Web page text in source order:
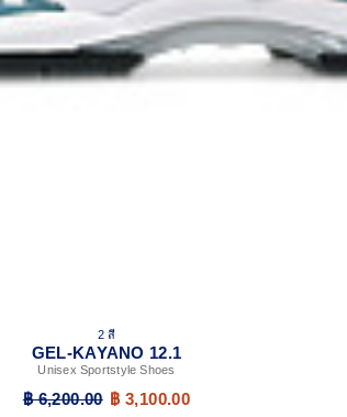
2 สี
GEL-KAYANO 12.1
Unisex Sportstyle Shoes
฿ 6,200.00 ฿ 3,100.00